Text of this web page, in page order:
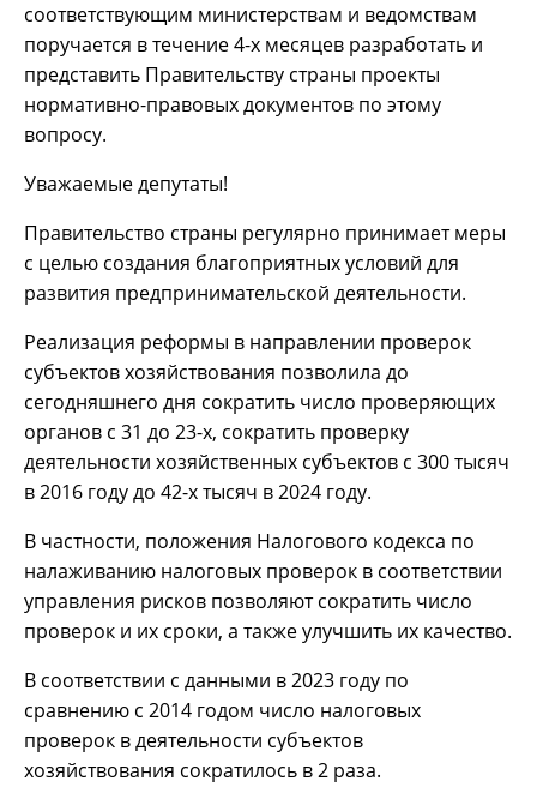
соответствующим министерствам и ведомствам
поручается в течение 4-х месяцев разработать и
представить Правительству страны проекты
нормативно-правовых документов по этому
вопросу.
Уважаемые депутаты!
Правительство страны регулярно принимает меры
с целью создания благоприятных условий для
развития предпринимательской деятельности.
Реализация реформы в направлении проверок
субъектов хозяйствования позволила до
сегодняшнего дня сократить число проверяющих
органов с 31 до 23-х, сократить проверку
деятельности хозяйственных субъектов с 300 тысяч
в 2016 году до 42-х тысяч в 2024 году.
В частности, положения Налогового кодекса по
налаживанию налоговых проверок в соответствии
управления рисков позволяют сократить число
проверок и их сроки, а также улучшить их качество.
В соответствии с данными в 2023 году по
сравнению с 2014 годом число налоговых
проверок в деятельности субъектов
хозяйствования сократилось в 2 раза.